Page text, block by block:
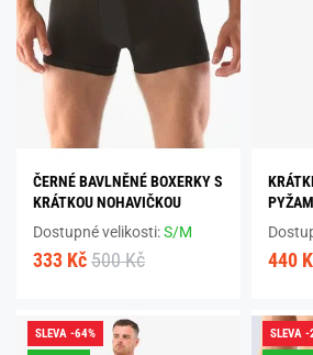
ČERNÉ BAVLNĚNÉ BOXERKY S
KRÁTKOU NOHAVIČKOU
Dostupné velikosti:S/M
333 Kč 500 Kč 440
SLEVA -64%
SLEVA -